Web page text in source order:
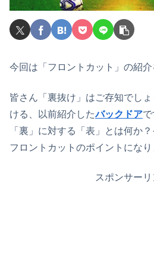
今回は「フロントカット」の紹介
皆さん「裏抜け」はご存知でし
ける、以前紹介したバックドア
「裏」に対する「表」とは何か
フロントカットのポイントになり
スポンサーリ